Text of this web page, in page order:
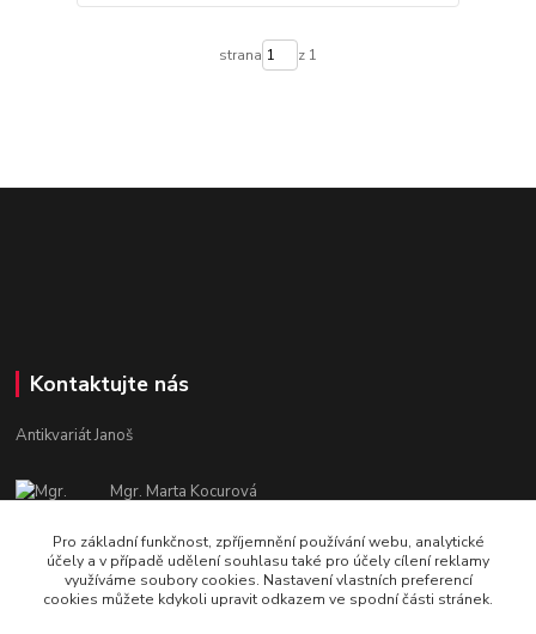
strana z 1
Kontaktujte nás
Antikvariát Janoš
Mgr. Marta Kocurová
Po - Pá: 9:00 - 15:00
janosova.marta@email.cz
Pro základní funkčnost, zpříjemnění používání webu, analytické
účely a v případě udělení souhlasu také pro účely cílení reklamy
využíváme soubory cookies. Nastavení vlastních preferencí
cookies můžete kdykoli upravit odkazem ve spodní části stránek.